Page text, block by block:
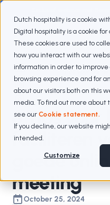
Dutch hospitality is a cookie
Digital hospitality is a cookie
These cookies are used to
how you interact with our
information in order to
browsing experience and for
about our visitors both on this
media. To find out more about
see our Cookie statement.
If you decline, our website
intended.
Customize
Blogs Tips voor online
6 Tips voor
faciliteren
goede
meeting
October 25, 2024